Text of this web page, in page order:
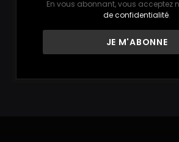
En vous abonnant, vous acceptez
de confidentialité.